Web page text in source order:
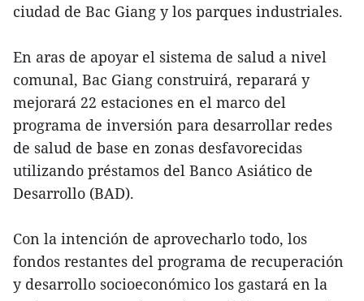
ciudad de Bac Giang y los parques industriales.
En aras de apoyar el sistema de salud a nivel
comunal, Bac Giang construirá, reparará y
mejorará 22 estaciones en el marco del
programa de inversión para desarrollar redes
de salud de base en zonas desfavorecidas
utilizando préstamos del Banco Asiático de
Desarrollo (BAD).
Con la intención de aprovecharlo todo, los
fondos restantes del programa de recuperación
y desarrollo socioeconómico los gastará en la